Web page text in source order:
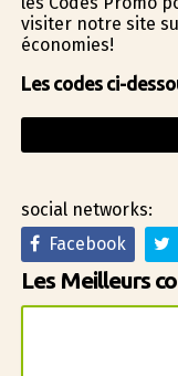
visiter notre site
économies!
Les codes ci-
social networks:
Facebook
Les Meilleurs